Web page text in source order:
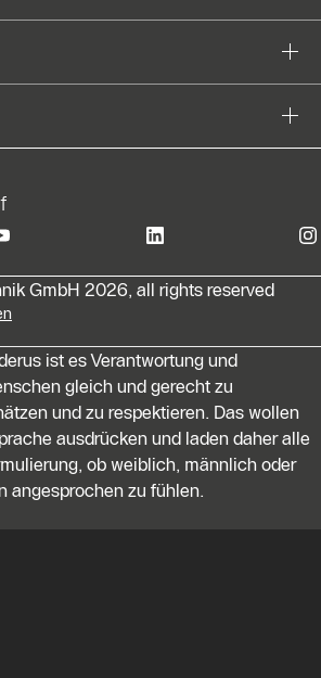
GmbH 2026, all rights reserved
ist es Verantwortung und
gleich und gerecht zu
und zu respektieren. Das wollen
ausdrücken und laden daher alle
ob weiblich, männlich oder
angesprochen zu fühlen.